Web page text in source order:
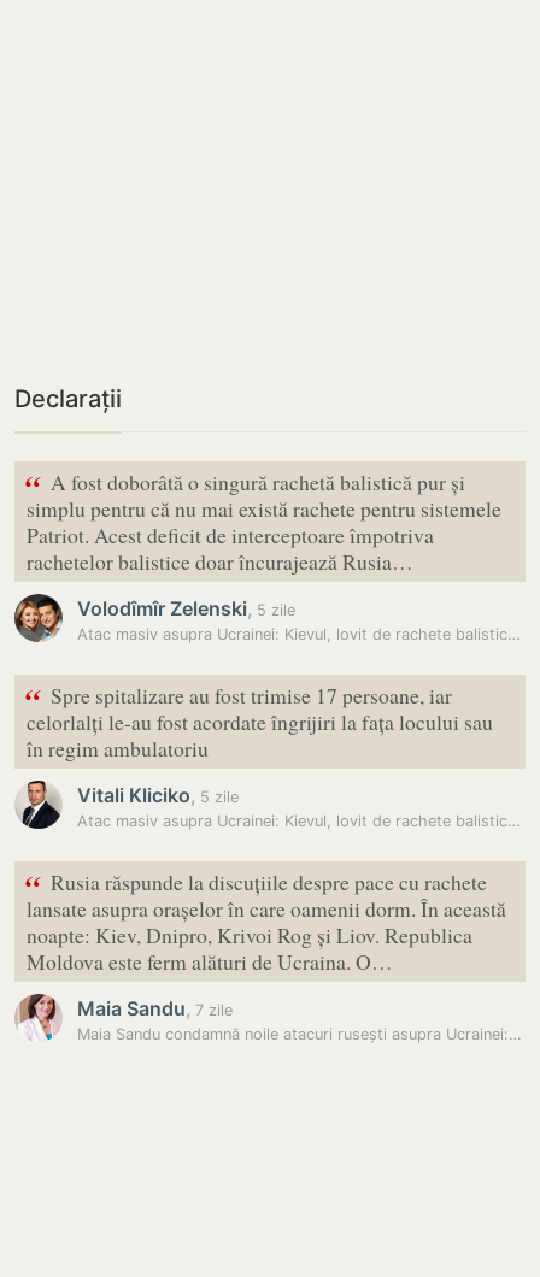
Declarații
“ A fost doborâtă o singură rachetă balistică pur și
simplu pentru că nu mai există rachete pentru sistemele
Patriot. Acest deficit de interceptoare împotriva
rachetelor balistice doar încurajează Rusia…
Volodîmîr Zelenski, 5 zile
Atac masiv asupra Ucrainei: Kievul, lovit de rachete balistice.…
“ Spre spitalizare au fost trimise 17 persoane, iar
celorlalți le-au fost acordate îngrijiri la fața locului sau
în regim ambulatoriu
Vitali Kliciko, 5 zile
Atac masiv asupra Ucrainei: Kievul, lovit de rachete balistice.…
“ Rusia răspunde la discuțiile despre pace cu rachete
lansate asupra orașelor în care oamenii dorm. În această
noapte: Kiev, Dnipro, Krivoi Rog și Liov. Republica
Moldova este ferm alături de Ucraina. O…
Maia Sandu, 7 zile
Maia Sandu condamnă noile atacuri rusești asupra Ucrainei: „Rusia…